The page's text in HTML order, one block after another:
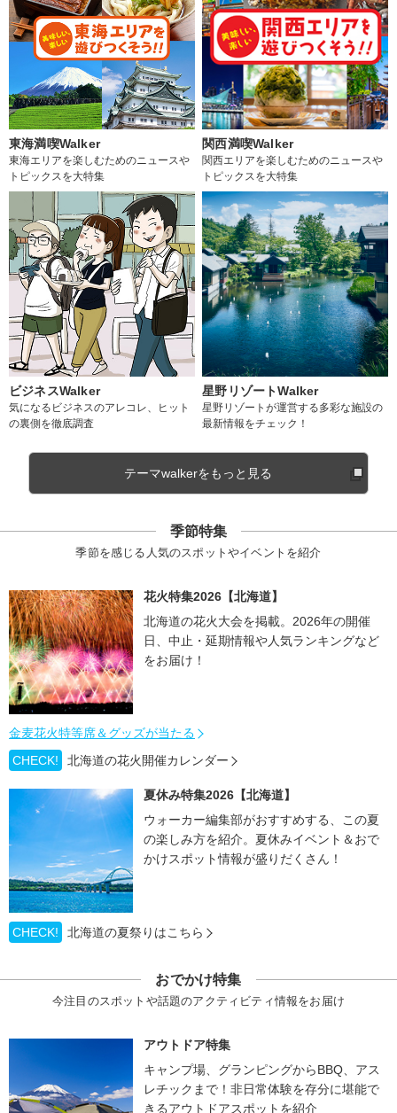
東海満喫Walker
東海エリアを楽しむためのニュースや
トピックスを大特集
関西満喫Walker
関西エリアを楽しむためのニュースや
トピックスを大特集
ビジネスWalker
気になるビジネスのアレコレ、ヒット
の裏側を徹底調査
星野リゾートWalker
星野リゾートが運営する多彩な施設の
最新情報をチェック！
テーマwalkerをもっと見る
季節特集
季節を感じる人気のスポットやイベントを紹介
花火特集2026【北海道】
北海道の花火大会を掲載。2026年の開催
日、中止・延期情報や人気ランキングなど
をお届け！
金麦花火特等席＆グッズが当たる
CHECK!
北海道の花火開催カレンダー
夏休み特集2026【北海道】
ウォーカー編集部がおすすめする、この夏
の楽しみ方を紹介。夏休みイベント＆おで
かけスポット情報が盛りだくさん！
CHECK! 北海道の夏祭りはこちら
おでかけ特集
今注目のスポットや話題のアクティビティ情報をお届け
アウトドア特集
キャンプ場、グランピングからBBQ、アス
レチックまで！非日常体験を存分に堪能で
きるアウトドアスポットを紹介